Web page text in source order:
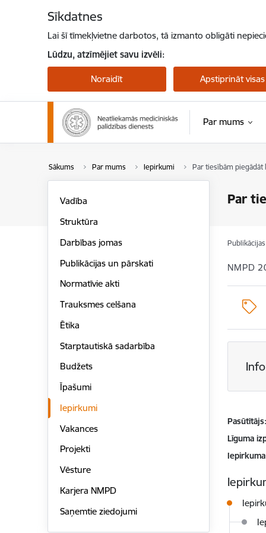
Sīkdatnes
Lai šī tīmekļvietne darbotos, tā izmanto obligāti
Lūdzu, atzīmējiet savu izvēli:
Noraidīt Apstiprināt visas
Par mums
Sākums Par mums Iepirkumi Par tiesībām piegādāt
Par
Vadība
Struktūra
Darbības jomas
Publikācijas un pārskati
Normatīvie akti
Trauksmes celšana
Ētika
Starptautiskā sadarbība
Budžets
Īpašumi
Iepirkumi
Vakances
Projekti
Vēsture
Karjera NMPD
Saņemtie ziedojumi
NMPD
Pasūtītājs
Līguma